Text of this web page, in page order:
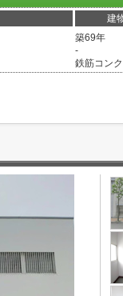
建
築69年
-
鉄筋コン